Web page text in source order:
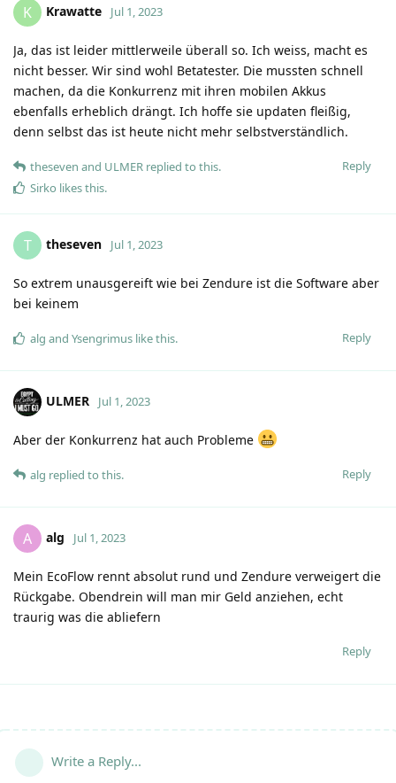
K Krawatte Jul 1, 2023
Ja, das ist leider mittlerweile überall so. Ich weiss, macht es
nicht besser. Wir sind wohl Betatester. Die mussten schnell
machen, da die Konkurrenz mit ihren mobilen Akkus
ebenfalls erheblich drängt. Ich hoffe sie updaten fleißig,
denn selbst das ist heute nicht mehr selbstverständlich.
Reply
theseven and ULMER replied to this.
Sirko likes this.
T theseven Jul 1, 2023
So extrem unausgereift wie bei Zendure ist die Software aber
bei keinem
Reply
alg and Ysengrimus like this.
ULMER Jul 1, 2023
Aber der Konkurrenz hat auch Probleme
Reply
alg replied to this.
A alg Jul 1, 2023
Mein EcoFlow rennt absolut rund und Zendure verweigert die
Rückgabe. Obendrein will man mir Geld anziehen, echt
traurig was die abliefern
Reply
Write a Reply...